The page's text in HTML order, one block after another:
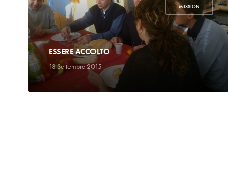
MISSION
ESSERE ACCOLTO
18 Settembre 2015